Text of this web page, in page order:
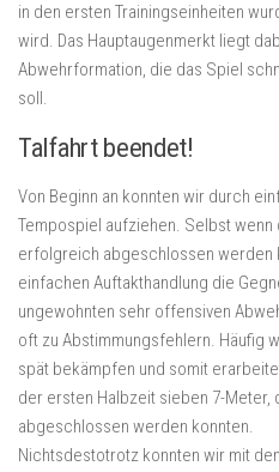
in den ersten Trainingseinheiten
wird. Das Hauptaugenmerkt liegt
Abwehrformation, die das Spiel
soll.
Talfahrt beendet!
Von Beginn an konnten wir durch
Tempospiel aufziehen. Selbst
erfolgreich abgeschlossen werden
einfachen Auftakthandlung die
ungewohnten sehr offensiven
oft zu Abstimmungsfehlern. Häufig
spät bekämpfen und somit
der ersten Halbzeit sieben 7-
abgeschlossen werden konnten.
Nichtsdestotrotz konnten wir mit